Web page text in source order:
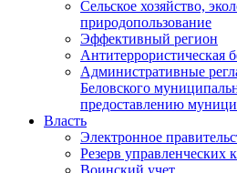
Сельское хозяйство,
природопользование
Эффективный регион
Антитеррористическая
Административные
Беловского
предоставлению
Власть
Электронное
Резерв управленческих
Воинский учет